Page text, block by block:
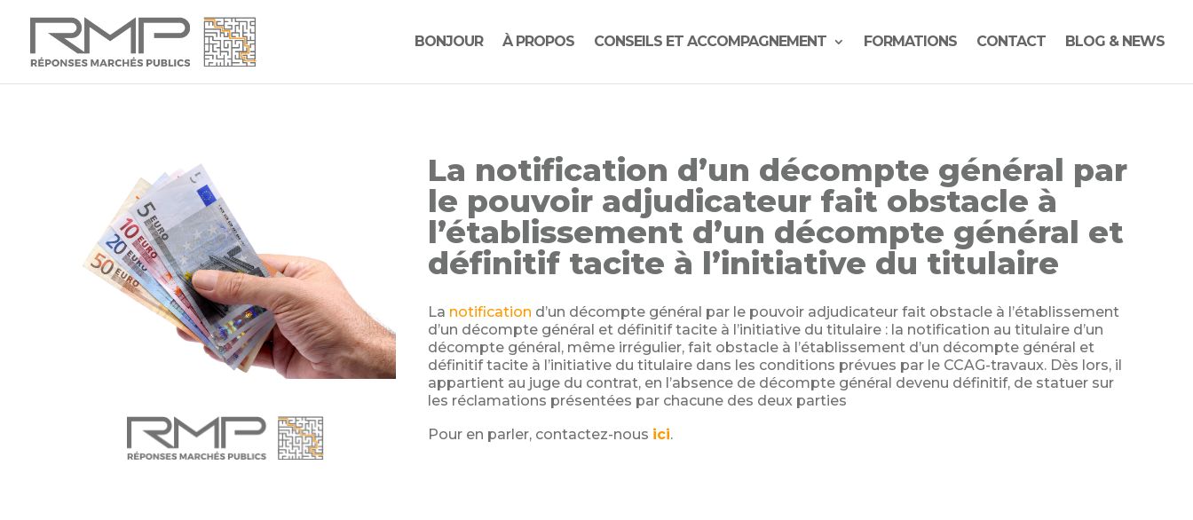
BONJOUR À PROPOS CONSEILS ET ACCOMPAGNEMENT FORMATIONS CONTACT BLOG & NEWS
La notification d’un décompte général par
le pouvoir adjudicateur fait obstacle à
l’établissement d’un décompte général et
définitif tacite à l’initiative du titulaire
La notification d’un décompte général par le pouvoir adjudicateur fait obstacle à l’établissement
d’un décompte général et définitif tacite à l’initiative du titulaire : la notification au titulaire d’un
décompte général, même irrégulier, fait obstacle à l’établissement d’un décompte général et
définitif tacite à l’initiative du titulaire dans les conditions prévues par le CCAG-travaux. Dès lors, il
appartient au juge du contrat, en l’absence de décompte général devenu définitif, de statuer sur
les réclamations présentées par chacune des deux parties
Pour en parler, contactez-nous ici.